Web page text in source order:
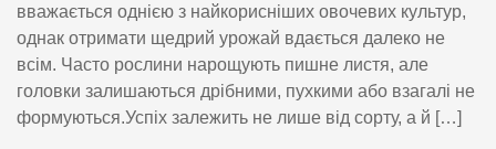
вважається однією з найкорисніших овочевих культур,
однак отримати щедрий урожай вдається далеко не
всім. Часто рослини нарощують пишне листя, але
головки залишаються дрібними, пухкими або взагалі не
формуються.Успіх залежить не лише від сорту, а й […]